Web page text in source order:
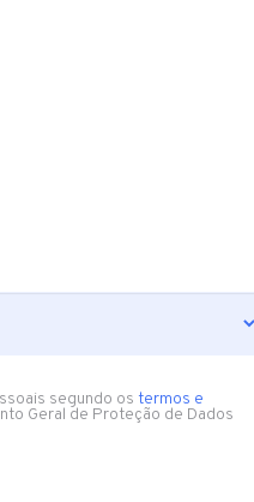
segundo os termos e
Geral de Proteção de Dados